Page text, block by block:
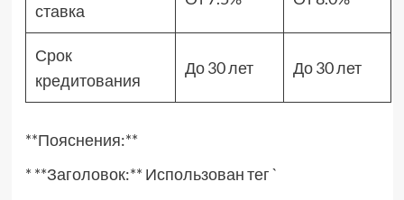
ставка
Срок
кредитования
До 30 лет До 30 лет
**Пояснения:**
* **Заголовок:** Использован тег `